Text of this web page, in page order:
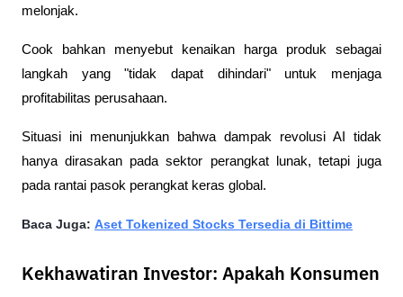
melonjak.
Cook bahkan menyebut kenaikan harga produk sebagai
langkah yang "tidak dapat dihindari" untuk menjaga
profitabilitas perusahaan.
Situasi ini menunjukkan bahwa dampak revolusi AI tidak
hanya dirasakan pada sektor perangkat lunak, tetapi juga
pada rantai pasok perangkat keras global.
Baca Juga: Aset Tokenized Stocks Tersedia di Bittime
Kekhawatiran Investor: Apakah Konsumen